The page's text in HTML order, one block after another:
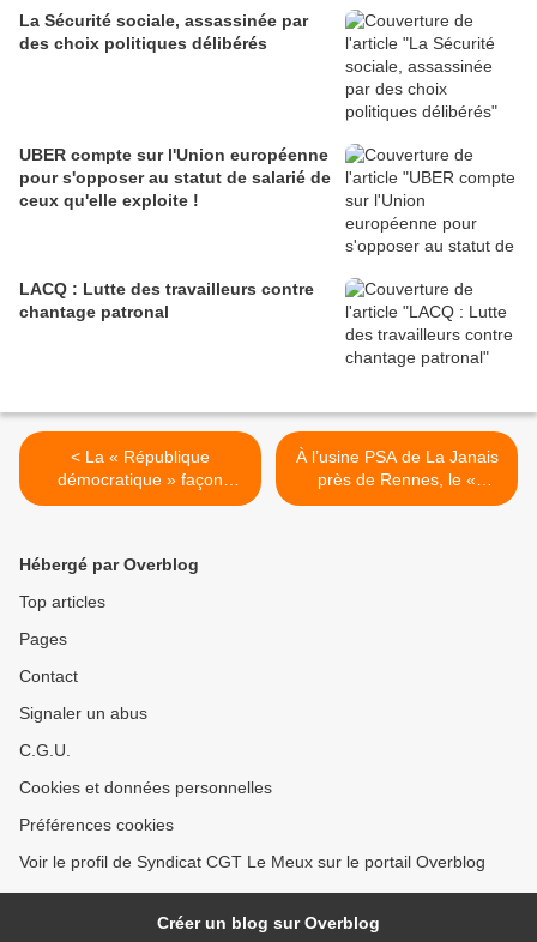
La Sécurité sociale, assassinée par
des choix politiques délibérés
UBER compte sur l'Union européenne
pour s'opposer au statut de salarié de
ceux qu'elle exploite !
LACQ : Lutte des travailleurs contre
chantage patronal
< La « République
démocratique » façon
Macron
À l’usine PSA de La Janais
près de Rennes, le «
nouveau » Montage est
Hébergé par Overblog
Top articles
Pages
Contact
Signaler un abus
C.G.U.
Cookies et données personnelles
Préférences cookies
Voir le profil de Syndicat CGT Le Meux sur le portail Overblog
Créer un blog sur Overblog